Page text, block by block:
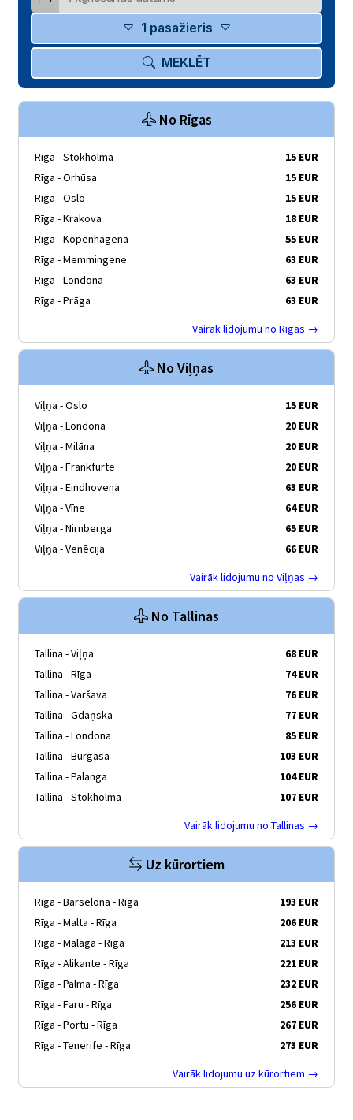
1 pasažieris
MEKLĒT
No Rīgas
Rīga - Stokholma
15 EUR
Rīga - Orhūsa
15 EUR
Rīga - Oslo
15 EUR
Rīga - Krakova
18 EUR
Rīga - Kopenhāgena
55 EUR
Rīga - Memmingene
63 EUR
Rīga - Londona
63 EUR
Rīga - Prāga
63 EUR
Vairāk lidojumu no Rīgas →
No Viļņas
Viļņa - Oslo
15 EUR
Viļņa - Londona
20 EUR
Viļņa - Milāna
20 EUR
Viļņa - Frankfurte
20 EUR
Viļņa - Eindhovena
63 EUR
Viļņa - Vīne
64 EUR
Viļņa - Nirnberga
65 EUR
Viļņa - Venēcija
66 EUR
Vairāk lidojumu no Viļņas →
No Tallinas
Tallina - Viļņa
68 EUR
Tallina - Rīga
74 EUR
Tallina - Varšava
76 EUR
Tallina - Gdaņska
77 EUR
Tallina - Londona
85 EUR
Tallina - Burgasa
103 EUR
Tallina - Palanga
104 EUR
Tallina - Stokholma
107 EUR
Vairāk lidojumu no Tallinas →
Uz kūrortiem
Rīga - Barselona - Rīga
193 EUR
Rīga - Malta - Rīga
206 EUR
Rīga - Malaga - Rīga
213 EUR
Rīga - Alikante - Rīga
221 EUR
Rīga - Palma - Rīga
232 EUR
Rīga - Faru - Rīga
256 EUR
Rīga - Portu - Rīga
267 EUR
Rīga - Tenerife - Rīga
273 EUR
Vairāk lidojumu uz kūrortiem →